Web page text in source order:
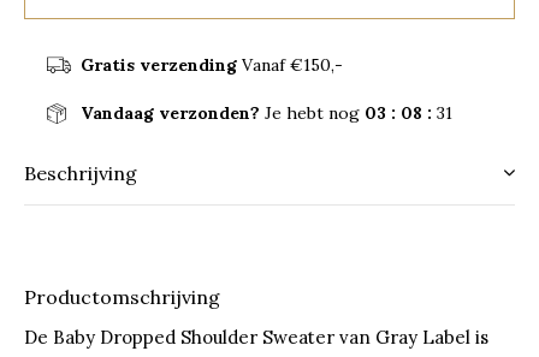
Gratis verzendingVanaf €150,-
Vandaag verzonden? Je hebt nog 03 : 08 : 31
Beschrijving
Productomschrijving
De Baby Dropped Shoulder Sweater van Gray Label is